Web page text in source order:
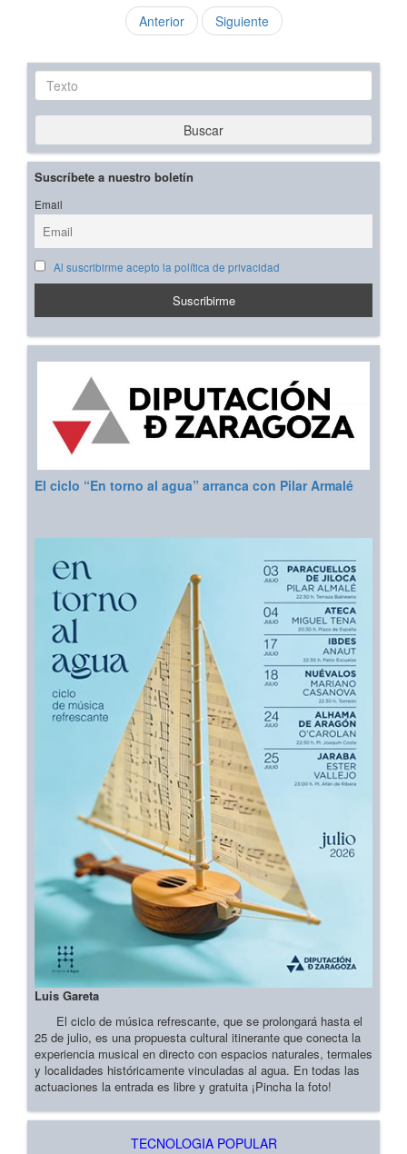
Anterior Siguiente
Texto
Buscar
Suscríbete a nuestro boletín
Email
Al suscribirme acepto la política de privacidad
El ciclo “En torno al agua” arranca con Pilar Armalé
Luis Gareta
El ciclo de música refrescante, que se prolongará hasta el
25 de julio, es una propuesta cultural itinerante que conecta la
experiencia musical en directo con espacios naturales, termales
y localidades históricamente vinculadas al agua. En todas las
actuaciones la entrada es libre y gratuita ¡Pincha la foto!
TECNOLOGIA POPULAR